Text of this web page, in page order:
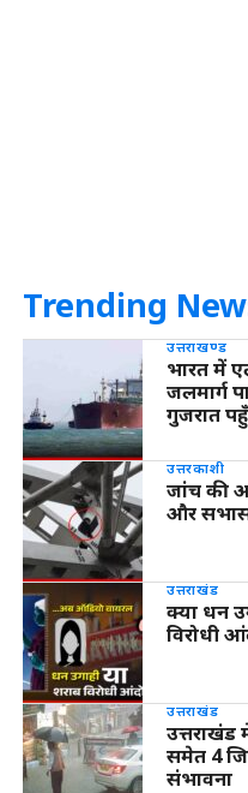
Trending
उत्तराखण्ड
भारत में
जलमार्ग
गुजरात
उत्तरकाशी
जांच की
और
उत्तराखंड
क्या धन
विरोधी
उत्तराखंड
उत्तराखंड
समेत 4
संभावना